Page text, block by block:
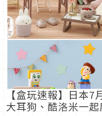
【盒玩速報】日本
大耳狗、酷洛米一